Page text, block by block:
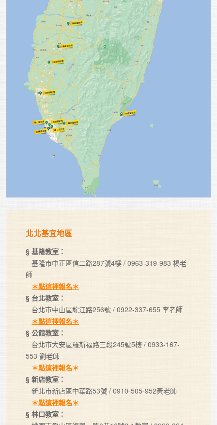
北北基宜地區
§ 基隆教室：
   基隆市中正區信二路287號4樓 / 0963-319-983 楊老
師
＊點這裡報名＊
§ 台北教室：
＊點這裡報名＊
§ 公館教室：
553 劉老師
＊點這裡報名＊
§ 新店教室：
   新北市新店區中華路53號 / 0910-505-952黃老師
＊點這裡報名＊
§ 林口教室：